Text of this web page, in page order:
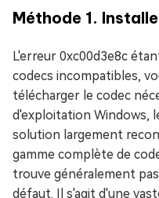
Méthode 1.
L'erreur 0xc00d3e8c
codecs incompatibles,
télécharger le codec
d'exploitation Windows,
solution largement
gamme complète de
trouve généralement
défaut. Il s'agit d'une